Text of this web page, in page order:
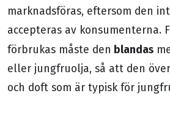
marknadsföras, eftersom den
accepteras av konsumenterna.
förbrukas måste den blandas
eller jungfruolja, så att den
och doft som är typisk för